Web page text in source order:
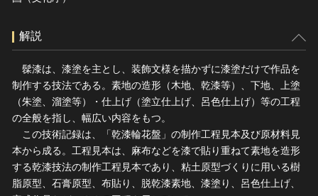
解説
髹漆は、漆塗を主とし、装飾文様を描かずに漆塗だけで作品を
制作する技法である。素地の造形（木地、乾漆等）、下地、上塗
（朱塗、溜塗等）・仕上げ（塗立仕上げ、呂色仕上げ）等の工程
の全般を指し、幅広い内容をもつ。
この技術記録は、「乾漆輪花盤」の制作工程見本及び原材料見
本から成る。工程見本は、麻布などを漆で貼り重ねて素地を造形
する乾漆技法の制作工程見本であり、粘土原型づくりに用いる樹
脂原型、石膏原型、布貼り、脱乾漆素地、漆塗り、呂色仕上げ、